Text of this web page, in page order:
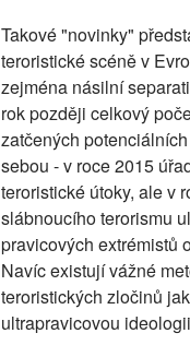
Takové "novinky"
teroristické scéně v
zejména násilní
rok později celkový
zatčených
sebou - v roce 2015
teroristické útoky, ale v
slábnoucího terorismu
pravicových extrémistů
Navíc existují vážné
teroristických zločinů
ultrapravicovou ideologii